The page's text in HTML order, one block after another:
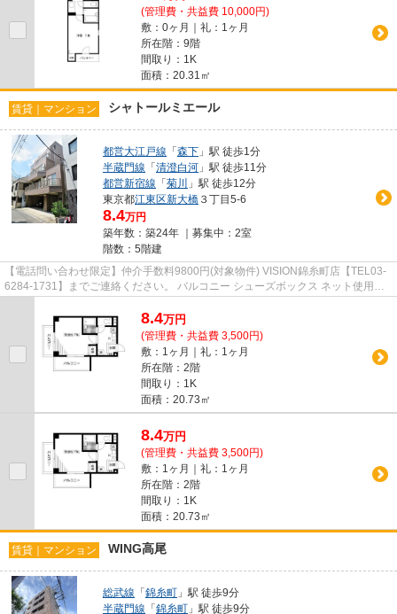
(管理費・共益費 10,000円)
敷：0ヶ月｜礼：1ヶ月
所在階：9階
間取り：1K
面積：20.31㎡
賃貸｜マンション シャトールミエール
都営大江戸線 「森下 」駅 徒歩1分
半蔵門線 「清澄白河 」駅 徒歩11分
都営新宿線 「菊川
」駅 徒歩12分
東京都江東区新大橋 ３丁目5-6
8.4万円
築年数：築24年 ｜募集中： 2室
階数：5階建
【電話問い合わせ限定】仲介手数料9800円(対象物件) VISION錦糸町店【TEL03-
6284-1731】までご連絡ください。 バルコニー シューズボックス ネット使用料
不要 クロゼット オートロック
8.4万円
(管理費・共益費 3,500円)
敷：1ヶ月｜礼：1ヶ月
所在階：2階
間取り：1K
面積：20.73㎡
8.4万円
(管理費・共益費 3,500円)
敷：1ヶ月｜礼：1ヶ月
所在階：2階
間取り：1K
面積：20.73㎡
賃貸｜マンション WING高尾
総武線 「錦糸町 」駅 徒歩9分
半蔵門線 「錦糸町 」駅 徒歩9分